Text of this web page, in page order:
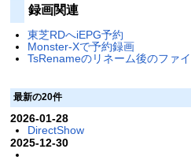
録画関連
東芝RDへiEPG予約
Monster-Xで予約録画
TsRenameのリネーム後のファ
最新の20件
2026-01-28
DirectShow
2025-12-30